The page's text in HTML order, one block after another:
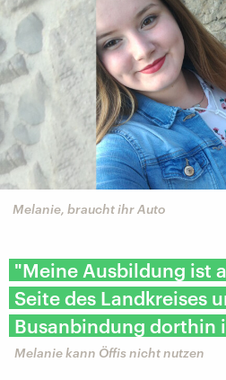
Melanie, braucht ihr Auto
"Meine Ausbildung ist
Seite des Landkreises
Busanbindung dorthin
Melanie kann Öffis nicht nutzen